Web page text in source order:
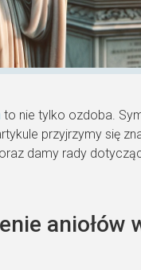
to nie tylko ozdoba.
przyjrzymy się
damy rady
aniołów